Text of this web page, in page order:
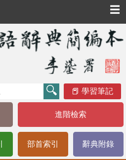
☰
學習筆記
進階檢索
部首索引 辭典附錄